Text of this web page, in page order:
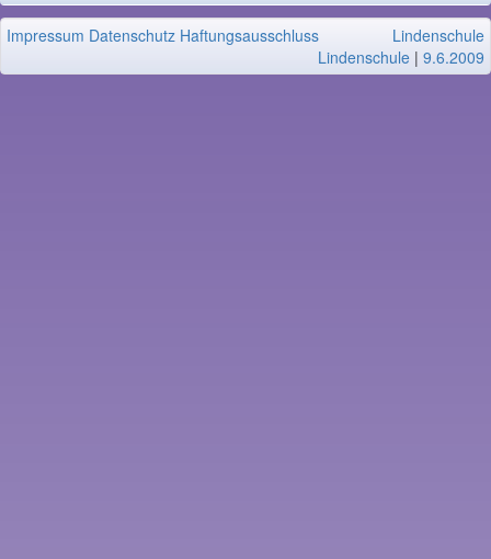
Impressum Datenschutz Haftungsausschluss
Lindenschule
Lindenschule | 9.6.2009